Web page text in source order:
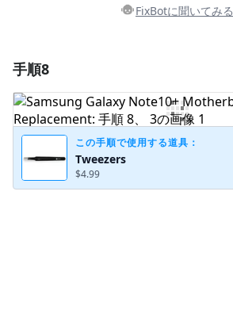
FixBotに聞いてみる
コメントを追加
手順8
この手順で使用する道具：
Tweezers
$4.99